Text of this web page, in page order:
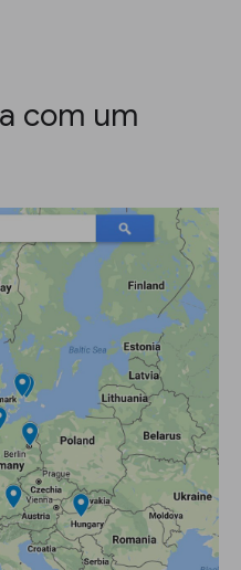
com um